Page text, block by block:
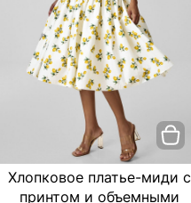
Хлопковое платье-миди с
принтом и объемными